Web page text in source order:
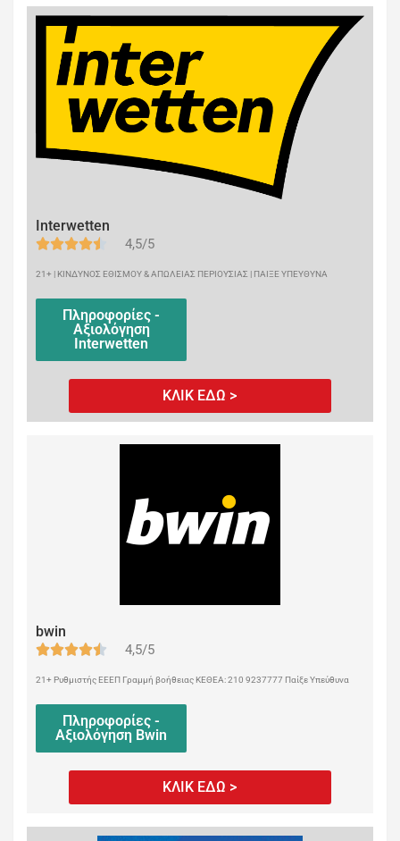
Interwetten
4,5/5
21+ | ΚΙΝΔΥΝΟΣ ΕΘΙΣΜΟΥ & ΑΠΩΛΕΙΑΣ ΠΕΡΙΟΥΣΙΑΣ | ΠΑΙΞΕ ΥΠΕΥΘΥΝΑ
Πληροφορίες -
Αξιολόγηση
Interwetten
ΚΛΙΚ ΕΔΩ >
bwin
4,5/5
21+ Ρυθμιστής ΕΕΕΠ Γραμμή βοήθειας ΚΕΘΕΑ: 210 9237777 Παίξε Υπεύθυνα
Πληροφορίες -
Αξιολόγηση Bwin
ΚΛΙΚ ΕΔΩ >